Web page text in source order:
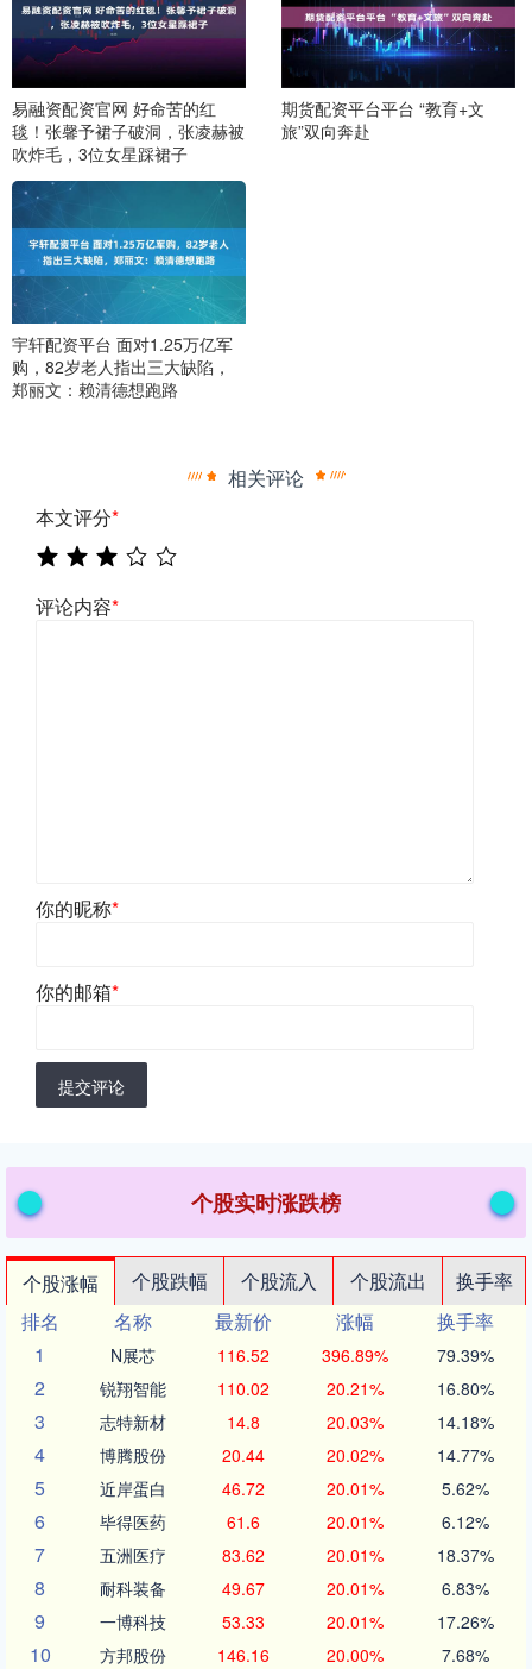
易融资配资官网 好命苦的红
毯！张馨予裙子破洞，张凌赫被
吹炸毛，3位女星踩裙子
期货配资平台平台 “教育+文
旅”双向奔赴
宇轩配资平台 面对1.25万亿军
购，82岁老人指出三大缺陷，
郑丽文：赖清德想跑路
相关评论
本文评分*
评论内容*
你的昵称*
你的邮箱*
提交评论
个股实时涨跌榜
个股涨幅 个股跌幅 个股流入 个股流出
换手率
排名
名称 最新价 涨幅
换手率
1
N展芯 116.52 396.89% 79.39%
2 锐翔智能 110.02 20.21% 16.80%
3 志特新材 14.8 20.03% 14.18%
4 博腾股份 20.44 20.02% 14.77%
5 近岸蛋白 46.72 20.01% 5.62%
6 毕得医药 61.6 20.01% 6.12%
7 五洲医疗 83.62 20.01% 18.37%
8 耐科装备 49.67 20.01% 6.83%
9 一博科技 53.33 20.01% 17.26%
10 方邦股份 146.16 20.00% 7.68%